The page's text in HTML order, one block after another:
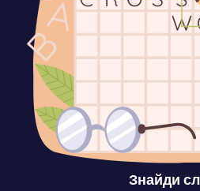
Знайди